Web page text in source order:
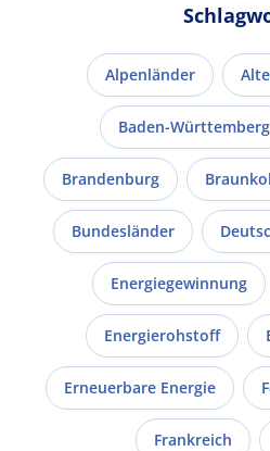
Alpenländer
Baden-Württemberg
Brandenburg
Bundesländer
Energiegewinnung
Energierohstoff
Erneuerbare Energie
Frankreich